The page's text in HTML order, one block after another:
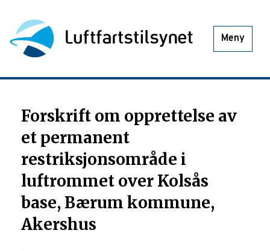
Meny
Forskrift om opprettelse av
et permanent
restriksjonsområde i
luftrommet over Kolsås
base, Bærum kommune,
Akershus